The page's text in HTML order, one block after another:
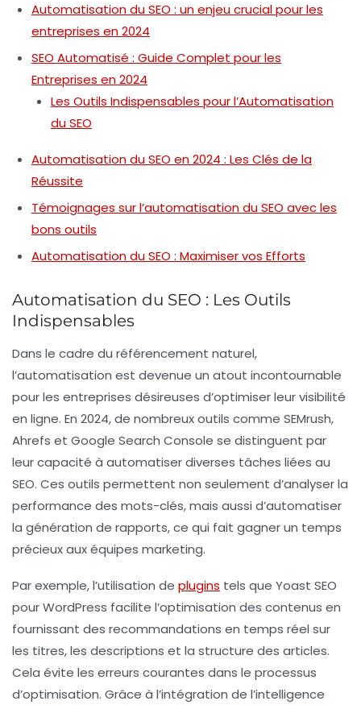
Automatisation du SEO : un enjeu crucial pour les
entreprises en 2024
SEO Automatisé : Guide Complet pour les
Entreprises en 2024
Les Outils Indispensables pour l’Automatisation
du SEO
Automatisation du SEO en 2024 : Les Clés de la
Réussite
Témoignages sur l’automatisation du SEO avec les
bons outils
Automatisation du SEO : Maximiser vos Efforts
Automatisation du SEO : Les Outils
Indispensables
Dans le cadre du référencement naturel,
l’automatisation est devenue un atout incontournable
pour les entreprises désireuses d’optimiser leur visibilité
en ligne. En 2024, de nombreux outils comme SEMrush,
Ahrefs et Google Search Console se distinguent par
leur capacité à automatiser diverses tâches liées au
SEO. Ces outils permettent non seulement d’analyser la
performance des mots-clés, mais aussi d’automatiser
la génération de rapports, ce qui fait gagner un temps
précieux aux équipes marketing.
Par exemple, l’utilisation de plugins tels que Yoast SEO
pour WordPress facilite l’optimisation des contenus en
fournissant des recommandations en temps réel sur
les titres, les descriptions et la structure des articles.
Cela évite les erreurs courantes dans le processus
d’optimisation. Grâce à l’intégration de l’intelligence